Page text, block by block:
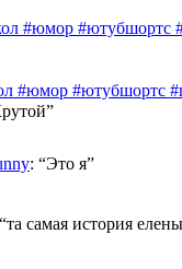
#юмор #ютубшортс
#юмор #ютубшортс
”
: “Это я”
та самая история